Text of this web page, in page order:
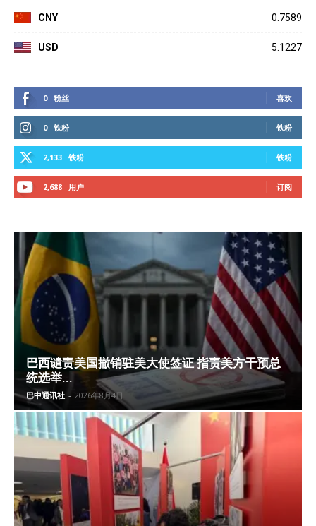
CNY 0.7589
USD 5.1227
0 粉丝 喜欢
0 铁粉 铁粉
2,133 铁粉 铁粉
2,688 用户 订阅
巴西谴责美国撤销驻美大使签证 指责美方干预总
统选举...
巴中通讯社 - 2026年8月4日